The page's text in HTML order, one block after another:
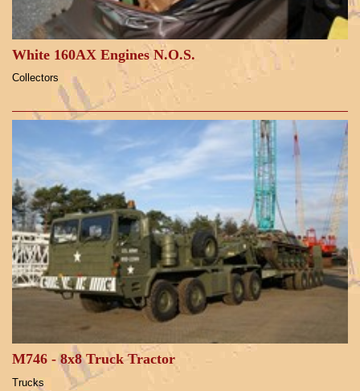
White 160AX Engines N.O.S.
Collectors
M746 - 8x8 Truck Tractor
Trucks